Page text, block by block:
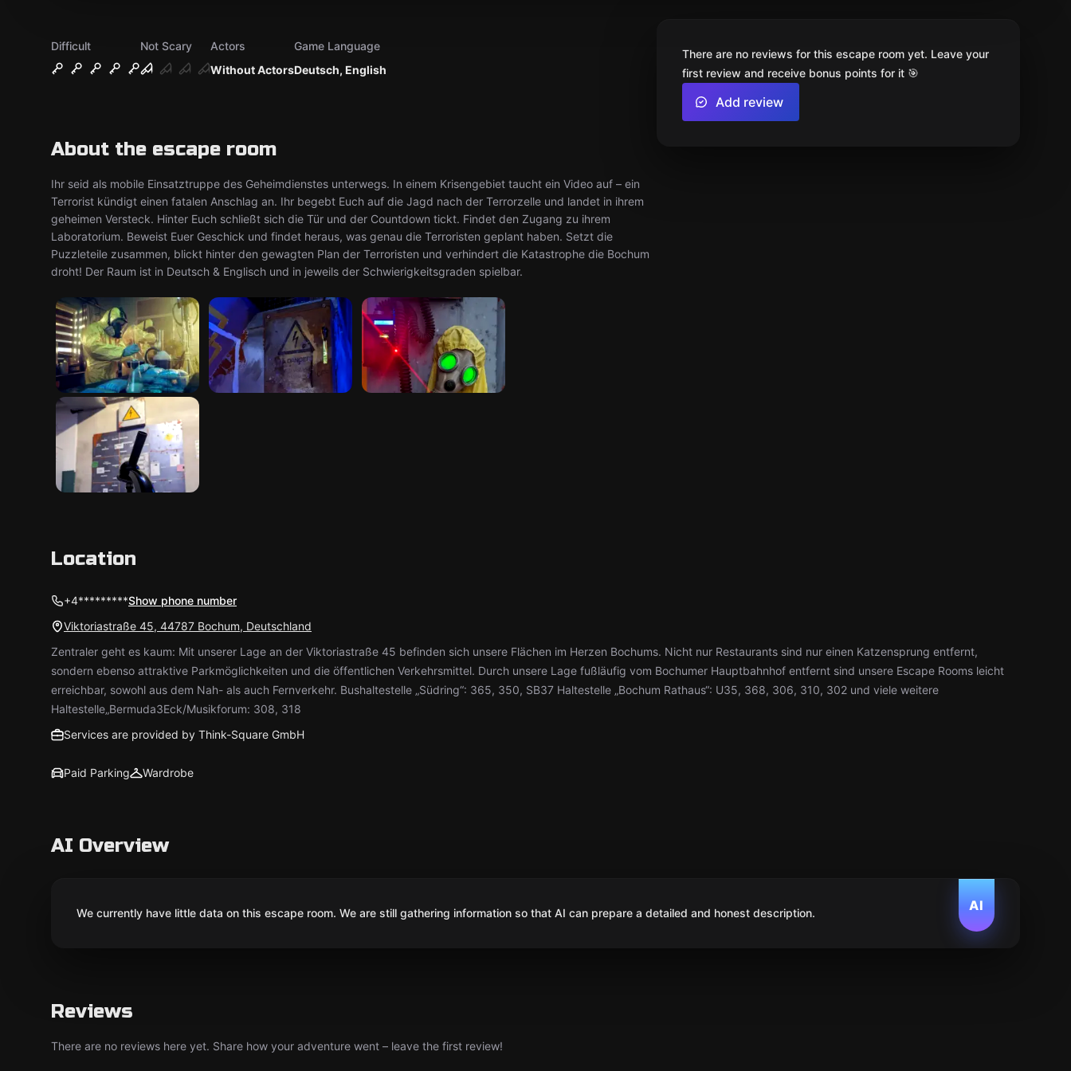
Difficult
Not Scary
Without Actors
Actors
Deutsch, English
Game Language
About the escape room
Ihr seid als mobile Einsatztruppe des Geheimdienstes unterwegs. In einem Krisengebiet taucht ein Video auf – ein
Terrorist kündigt einen fatalen Anschlag an. Ihr begebt Euch auf die Jagd nach der Terrorzelle und landet in ihrem
geheimen Versteck. Hinter Euch schließt sich die Tür und der Countdown tickt. Findet den Zugang zu ihrem
Laboratorium. Beweist Euer Geschick und findet heraus, was genau die Terroristen geplant haben. Setzt die
Puzzleteile zusammen, blickt hinter den gewagten Plan der Terroristen und verhindert die Katastrophe die Bochum
droht! Der Raum ist in Deutsch & Englisch und in jeweils der Schwierigkeitsgraden spielbar.
There are no reviews for this escape room yet. Leave your
first review and receive bonus points for it 🎯
Add review
Location
+4*********Show phone number
Viktoriastraße 45, 44787 Bochum, Deutschland
Zentraler geht es kaum: Mit unserer Lage an der Viktoriastraße 45 befinden sich unsere Flächen im Herzen Bochums. Nicht nur Restaurants sind nur einen Katzensprung entfernt,
sondern ebenso attraktive Parkmöglichkeiten und die öffentlichen Verkehrsmittel. Durch unsere Lage fußläufig vom Bochumer Hauptbahnhof entfernt sind unsere Escape Rooms leicht
erreichbar, sowohl aus dem Nah- als auch Fernverkehr. Bushaltestelle „Südring“: 365, 350, SB37 Haltestelle „Bochum Rathaus“: U35, 368, 306, 310, 302 und viele weitere
Haltestelle„Bermuda3Eck/Musikforum: 308, 318
Services are provided by Think-Square GmbH
Paid Parking Wardrobe
AI Overview
AI
We currently have little data on this escape room. We are still gathering information so that AI can prepare a detailed and honest description.
Reviews
There are no reviews here yet. Share how your adventure went – leave the first review!